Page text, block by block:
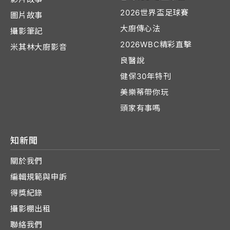
圖片故事
攝影筆記
米其林大廚影音
2026世界盃足球賽
大廚傳心法
2026WBC精彩直擊
良醫說
健保30年特刊
美樂蒂帶你玩
頭家有事嗎
知新聞
關於我們
編輯規範與申訴
得獎紀錄
攝影棚出租
聯絡我們